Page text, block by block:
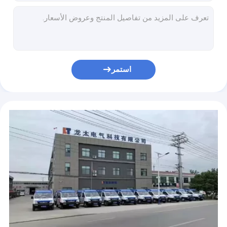
ثلاث مراحل 380V المحمولة آلة قطع البلازما لحام 80amp ARC MMA وظيفة
قاطع بلازما صغير محمول IGBT 3 مراحل 160 أمبير قفل ذاتي
قطع غيار ماكينة لحام TIG Troch Mig بطول 4 متر QQ150
QQ300 ملحقات آلة لحام الشعلة 4m طول تبريد الهواء
استمر